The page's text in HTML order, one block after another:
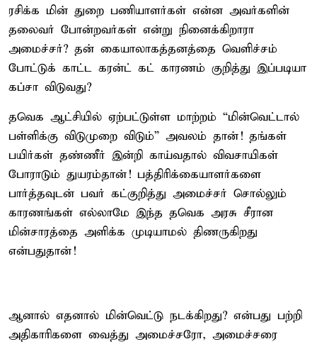
ரசிக்க மின் துறை பணியாளர்கள் என்ன அவர்களின்
தலைவர் போன்றவர்கள் என்று நினைக்கிறாரா
அமைச்சர்? தன் கையாலாகத்தனத்தை வெளிச்சம்
போட்டுக் காட்ட கரன்ட் கட் காரணம் குறித்து இப்படியா
கப்சா விடுவது?
தவெக ஆட்சியில் ஏற்பட்டுள்ள மாற்றம் “மின்வெட்டால்
பள்ளிக்கு விடுமுறை விடும்” அவலம் தான்! தங்கள்
பயிர்கள் தண்ணீர் இன்றி காய்வதால் விவசாயிகள்
போராடும் துயரம்தான்! பத்திரிக்கையாளர்களை
பார்த்தவுடன் பவர் கட்குறித்து அமைச்சர் சொல்லும்
காரணங்கள் எல்லாமே இந்த தவெக அரசு சீரான
மின்சாரத்தை அளிக்க முடியாமல் திணருகிறது
என்பதுதான்!
ஆனால் எதனால் மின்வெட்டு நடக்கிறது? என்பது பற்றி
அதிகாரிகளை வைத்து அமைச்சரோ, அமைச்சரை